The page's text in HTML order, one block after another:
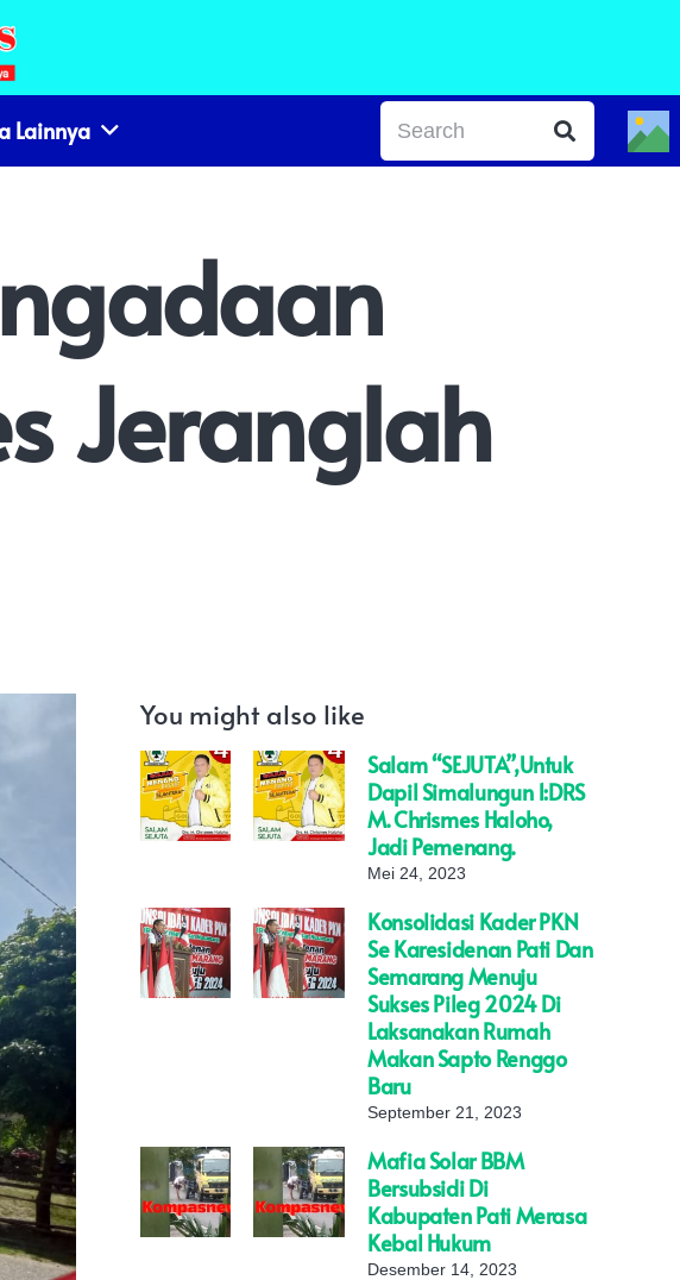
Lainnya
Jeranglah
You might also like
Salam “SEJUTA”,Untuk
Dapil Simalungun 1:DRS
M. Chrismes Haloho,
Jadi Pemenang.
Mei 24, 2023
Konsolidasi Kader PKN
Se Karesidenan Pati Dan
Semarang Menuju
Sukses Pileg 2024 Di
Laksanakan Rumah
Makan Sapto Renggo
Baru
September 21, 2023
Mafia Solar BBM
Bersubsidi Di
Kabupaten Pati Merasa
Kebal Hukum
Desember 14, 2023